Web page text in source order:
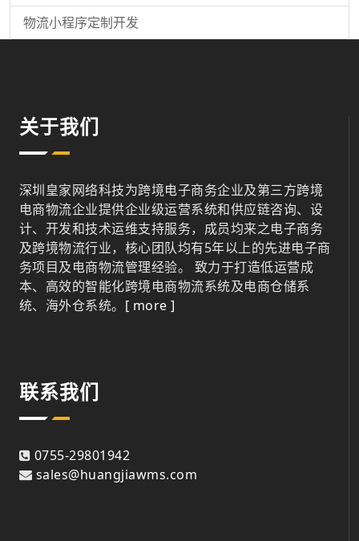
物流小程序定制开发
关于我们
深圳皇家网络科技为跨境电子商务企业及第三方跨境
电商物流企业提供企业级运营系统和供应链咨询、设
计、开发和技术运维支持服务，成员均来之电子商务
及跨境物流行业，核心团队均有5年以上的先进电子商
务项目及电商物流管理经验。 致力于打造低运营成
本、高效的智能化跨境电商物流系统及电商仓储系
统、海外仓系统。 [ more ]
联系我们
0755-29801942
sales@huangjiawms.com